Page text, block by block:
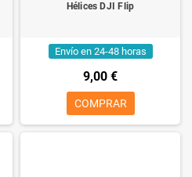
Hélices DJI Flip
Envío en 24-48 horas
9,00 €
COMPRAR